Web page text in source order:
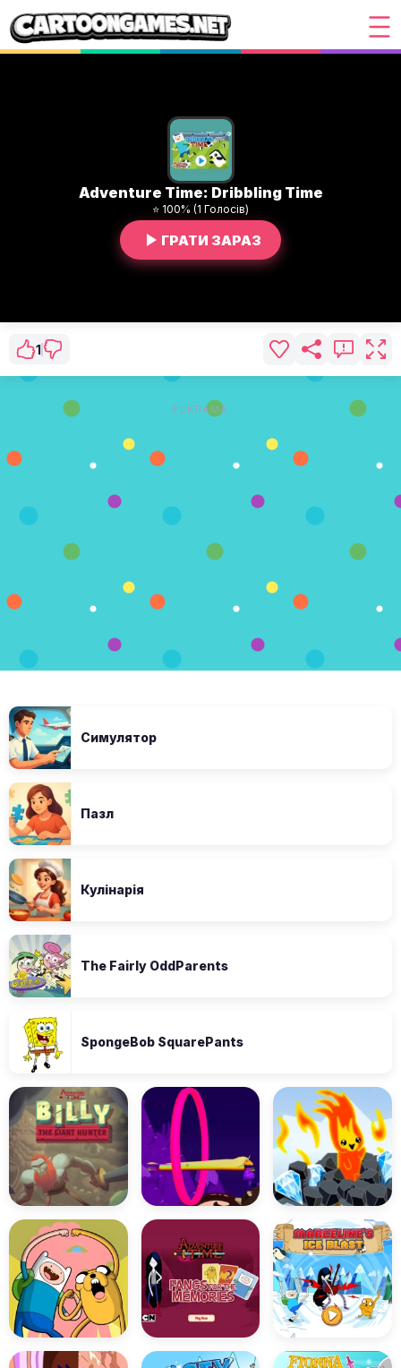
Adventure Time: Dribbling Time
⭐ 100% (1 Голосів)
ГРАТИ ЗАРАЗ
1
РЕКЛАМА
Симулятор
Пазл
Кулінарія
The Fairly OddParents
SpongeBob SquarePants